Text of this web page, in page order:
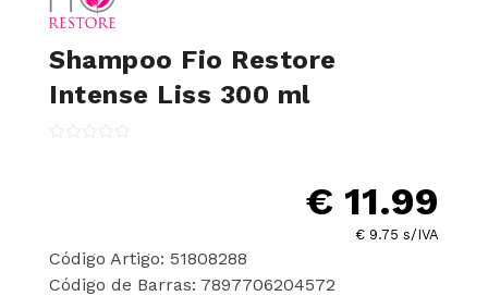
Shampoo Fio Restore
Intense Liss 300 ml
€ 11.99
€ 9.75 s/IVA
Código Artigo: 51808288
Código de Barras: 7897706204572